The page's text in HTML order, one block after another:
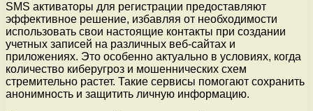
SMS активаторы для регистрации предоставляют
эффективное решение, избавляя от необходимости
использовать свои настоящие контакты при создании
учетных записей на различных веб-сайтах и
приложениях. Это особенно актуально в условиях, когда
количество киберугроз и мошеннических схем
стремительно растет. Такие сервисы помогают сохранить
анонимность и защитить личную информацию.